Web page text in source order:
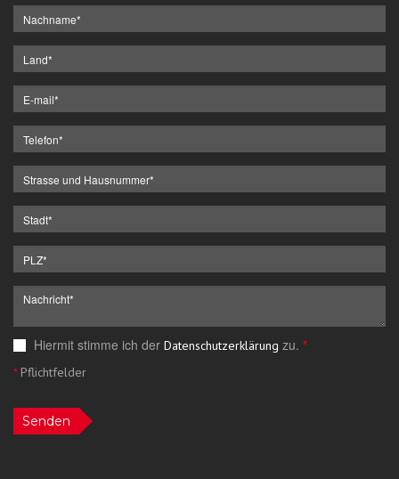
Hiermit stimme ich der Datenschutzerklärung zu. *
*Pflichtfelder
Senden